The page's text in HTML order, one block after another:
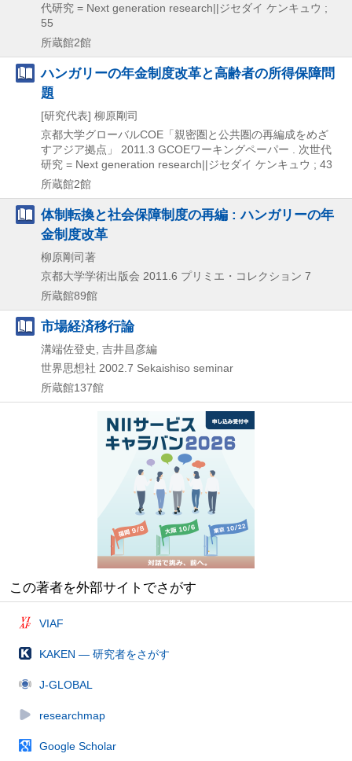
代研究 = Next generation research||ジセダイ ケンキュウ ;
55
所蔵館2館
ハンガリーの年金制度改革と高齢者の所得保障問
題
[研究代表] 柳原剛司
京都大学グローバルCOE「親密圏と公共圏の再編成をめざ
すアジア拠点」
2011.3 GCOEワーキングペーパー . 次世代
研究 = Next generation research||ジセダイ ケンキュウ ; 43
所蔵館2館
体制転換と社会保障制度の再編 : ハンガリーの年
金制度改革
柳原剛司著
京都大学学術出版会 2011.6 プリミエ・コレクション 7
所蔵館89館
市場経済移行論
溝端佐登史, 吉井昌彦編
世界思想社 2002.7 Sekaishiso seminar
所蔵館137館
この著者を外部サイトでさがす
VIAF
KAKEN — 研究者をさがす
J-GLOBAL
researchmap
Google Scholar